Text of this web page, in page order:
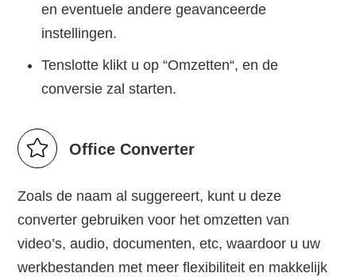
en eventuele andere geavanceerde
instellingen.
Tenslotte klikt u op “Omzetten“, en de
conversie zal starten.
Office Converter
Zoals de naam al suggereert, kunt u deze
converter gebruiken voor het omzetten van
video’s, audio, documenten, etc, waardoor u uw
werkbestanden met meer flexibiliteit en makkelijk